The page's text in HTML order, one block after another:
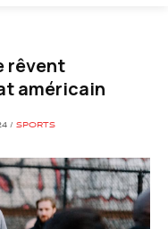
rêvent
américain
/ SPORTS